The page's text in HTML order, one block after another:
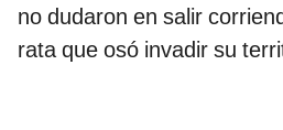
no dudaron en salir
rata que osó invadir su